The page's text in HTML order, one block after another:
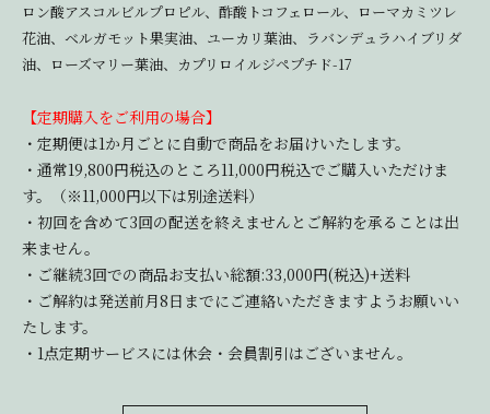
ロン酸アスコルビルプロピル、酢酸トコフェロール、ローマカミツレ
花油、ベルガモット果実油、ユーカリ葉油、ラバンデュラハイブリダ
油、ローズマリー葉油、カプリロイルジペプチド-17
【定期購入をご利用の場合】
・定期便は1か月ごとに自動で商品をお届けいたします。
・通常19,800円税込のところ11,000円税込でご購入いただけま
す。（※11,000円以下は別途送料）
・初回を含めて3回の配送を終えませんとご解約を承ることは出
来ません。
・ご継続3回での商品お支払い総額:33,000円(税込)+送料
・ご解約は発送前月8日までにご連絡いただきますようお願いい
たします。
・1点定期サービスには休会・会員割引はございません。